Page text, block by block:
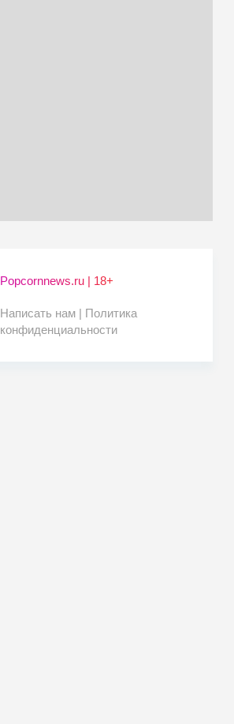
Popcornnews.ru | 18+
Написать нам | Политика
конфиденциальности